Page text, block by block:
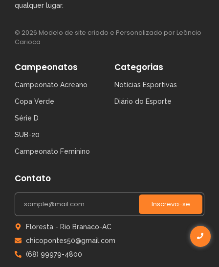
qualquer lugar.
© 2026 Modelo de site criado e Personalizado por Leôncio
Carioca
Campeonatos
Campeonato Acreano
Copa Verde
Série D
SUB-20
Campeonato Feminino
Categorias
Notícias Esportivas
Diário do Esporte
Contato
Inscreva-se
Floresta - Rio Branaco-AC
chicopontes50@gmail.com
(68) 99979-4800